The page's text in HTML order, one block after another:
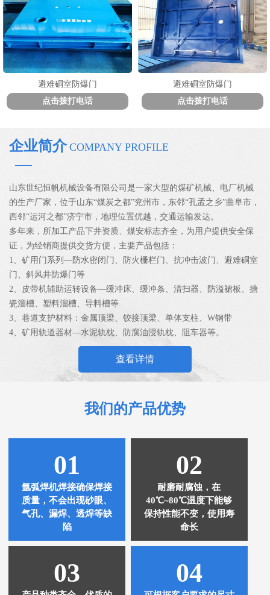
避难硐室防爆门
点击拨打电话
避难硐室防爆门
点击拨打电话
企业简介 COMPANY PROFILE
——
山东世纪恒帆机械设备有限公司是一家大型的煤矿机械、电厂机械
的生产厂家，位于山东“煤炭之都”兖州市，东邻“孔孟之乡”曲阜市，
西邻“运河之都”济宁市，地理位置优越，交通运输发达。
多年来，所加工产品下井资质、煤安标志齐全，为用户提供安全保
证，为经销商提供交货方便，主要产品包括：
1、矿用门系列—防水密闭门、防火栅栏门、抗冲击波门、避难硐室
门、斜风井防爆门等
2、皮带机辅助运转设备—缓冲床、缓冲条、清扫器、防溢裙板、搪
瓷溜槽、塑料溜槽、导料槽等.
3、巷道支护材料：金属顶梁、铰接顶梁、单体支柱、W钢带
4、矿用轨道器材—水泥轨枕、防腐油浸轨枕、阻车器等。
查看详情
我们的产品优势
01
氩弧焊机焊接确保焊接
质量，不会出现砂眼、
气孔、漏焊、透焊等缺
陷
02
耐磨耐腐蚀，在
40℃~80℃温度下能够
保持性能不变，使用寿
命长
03 04